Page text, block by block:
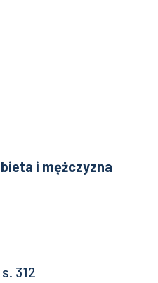
i mężczyzna
312